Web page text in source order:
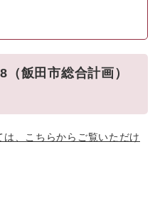
飯田市総合計画）
、こちらからご覧いただけ